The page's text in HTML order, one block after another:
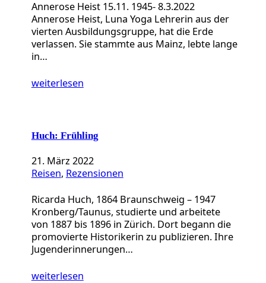
Annerose Heist 15.11. 1945- 8.3.2022
Annerose Heist, Luna Yoga Lehrerin aus der
vierten Ausbildungsgruppe, hat die Erde
verlassen. Sie stammte aus Mainz, lebte lange
in…
weiterlesen
Huch: Frühling
21. März 2022
Reisen, Rezensionen
Ricarda Huch, 1864 Braunschweig – 1947
Kronberg/Taunus, studierte und arbeitete
von 1887 bis 1896 in Zürich. Dort begann die
promovierte Historikerin zu publizieren. Ihre
Jugenderinnerungen…
weiterlesen